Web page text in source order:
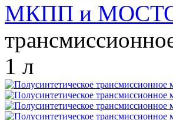
МКПП и
1 л